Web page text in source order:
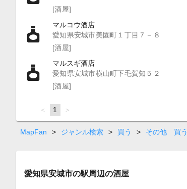
[酒屋]
マルコウ酒店
愛知県安城市美園町１丁目７－８
[酒屋]
マルスギ酒店
愛知県安城市横山町下毛賀知５２
[酒屋]
page
You're
on
page
1 page
MapFan > ジャンル検索 > 買う > その他 買う
愛知県安城市の駅周辺の酒屋